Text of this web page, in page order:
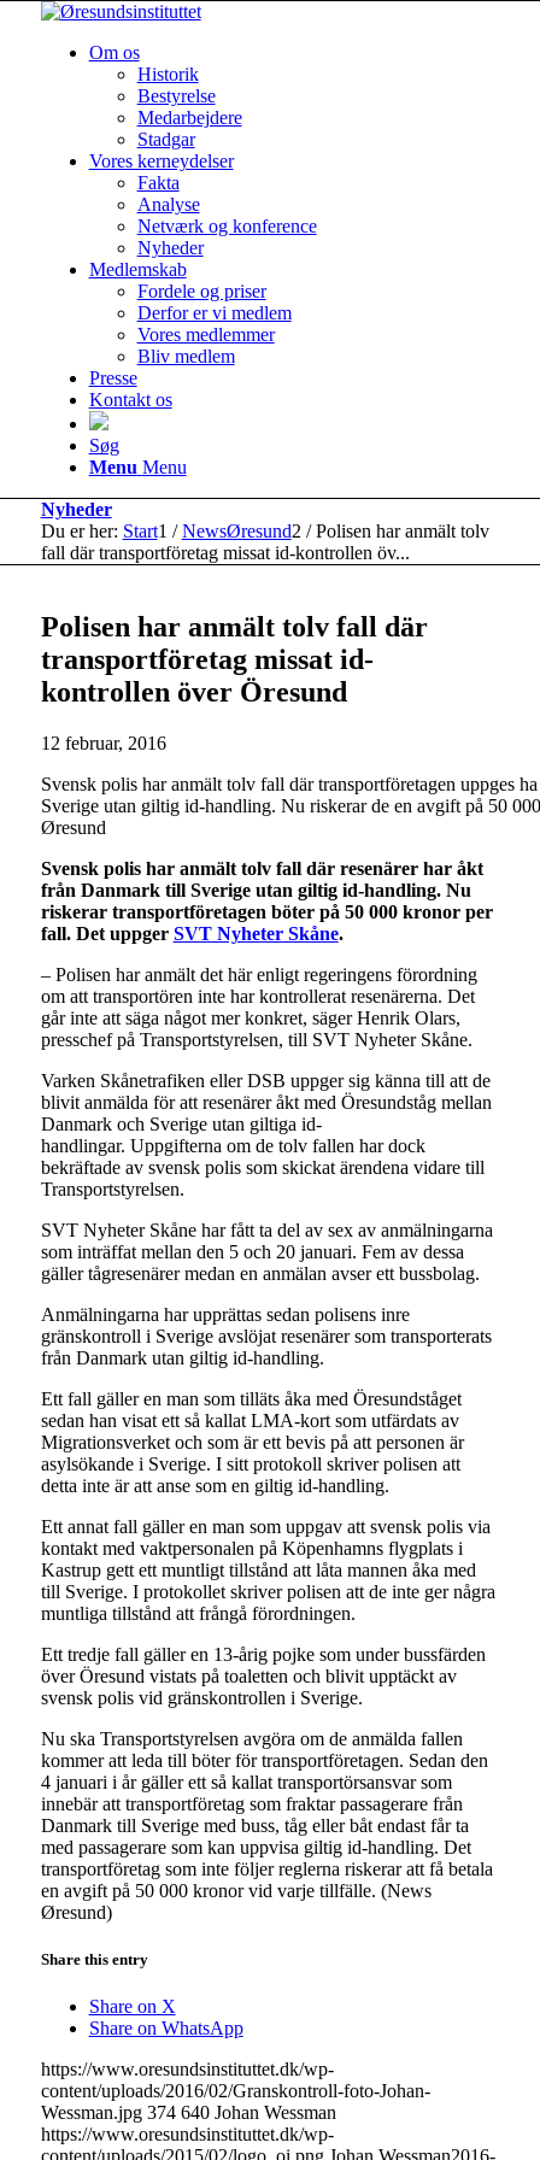
Om os
Historik
Bestyrelse
Medarbejdere
Stadgar
Vores kerneydelser
Fakta
Analyse
Netværk og konference
Nyheder
Medlemskab
Fordele og priser
Derfor er vi medlem
Vores medlemmer
Bliv medlem
Presse
Kontakt os
Søg
Menu Menu
Nyheder
Du er her: Start1 / NewsØresund2 / Polisen har anmält tolv
fall där transportföretag missat id-kontrollen öv...
Polisen har anmält tolv fall där
transportföretag missat id-
kontrollen över Öresund
12 februar, 2016
Svensk polis har anmält tolv fall där transportföretagen uppges
Sverige utan giltig id-handling. Nu riskerar de en avgift på 50
Øresund
Svensk polis har anmält tolv fall där resenärer har åkt
från Danmark till Sverige utan giltig id-handling. Nu
riskerar transportföretagen böter på 50 000 kronor per
fall. Det uppger SVT Nyheter Skåne.
– Polisen har anmält det här enligt regeringens förordning
om att transportören inte har kontrollerat resenärerna. Det
går inte att säga något mer konkret, säger Henrik Olars,
presschef på Transportstyrelsen, till SVT Nyheter Skåne.
Varken Skånetrafiken eller DSB uppger sig känna till att de
blivit anmälda för att resenärer åkt med Öresundståg mellan
Danmark och Sverige utan giltiga id-
handlingar. Uppgifterna om de tolv fallen har dock
bekräftade av svensk polis som skickat ärendena vidare till
Transportstyrelsen.
SVT Nyheter Skåne har fått ta del av sex av anmälningarna
som inträffat mellan den 5 och 20 januari. Fem av dessa
gäller tågresenärer medan en anmälan avser ett bussbolag.
Anmälningarna har upprättas sedan polisens inre
gränskontroll i Sverige avslöjat resenärer som transporterats
från Danmark utan giltig id-handling.
Ett fall gäller en man som tilläts åka med Öresundståget
sedan han visat ett så kallat LMA-kort som utfärdats av
Migrationsverket och som är ett bevis på att personen är
asylsökande i Sverige. I sitt protokoll skriver polisen att
detta inte är att anse som en giltig id-handling.
Ett annat fall gäller en man som uppgav att svensk polis via
kontakt med vaktpersonalen på Köpenhamns flygplats i
Kastrup gett ett muntligt tillstånd att låta mannen åka med
till Sverige. I protokollet skriver polisen att de inte ger några
muntliga tillstånd att frångå förordningen.
Ett tredje fall gäller en 13-årig pojke som under bussfärden
över Öresund vistats på toaletten och blivit upptäckt av
svensk polis vid gränskontrollen i Sverige.
Nu ska Transportstyrelsen avgöra om de anmälda fallen
kommer att leda till böter för transportföretagen. Sedan den
4 januari i år gäller ett så kallat transportörsansvar som
innebär att transportföretag som fraktar passagerare från
Danmark till Sverige med buss, tåg eller båt endast får ta
med passagerare som kan uppvisa giltig id-handling. Det
transportföretag som inte följer reglerna riskerar att få betala
en avgift på 50 000 kronor vid varje tillfälle. (News
Øresund)
Share this entry
Share on X
Share on WhatsApp
https://www.oresundsinstituttet.dk/wp-
content/uploads/2016/02/Granskontroll-foto-Johan-
Wessman.jpg 374 640 Johan Wessman
https://www.oresundsinstituttet.dk/wp-